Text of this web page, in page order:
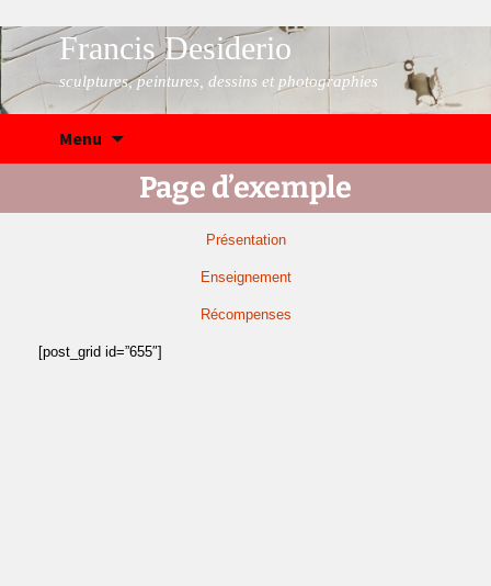
Francis Desiderio
sculptures, peintures, dessins et photographies
Menu
contenu
Page d’exemple
Présentation
Enseignement
Récompenses
[post_grid id=”655″]